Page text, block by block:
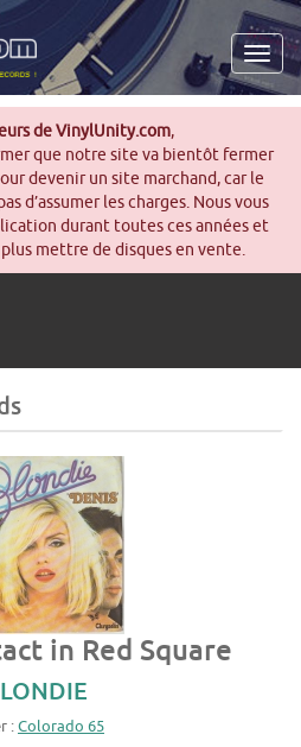
de VinylUnity.com,
que notre site va bientôt fermer
devenir un site marchand, car le
d’assumer les charges. Nous vous
durant toutes ces années et
mettre de disques en vente.
in Red Square
:Colorado 65